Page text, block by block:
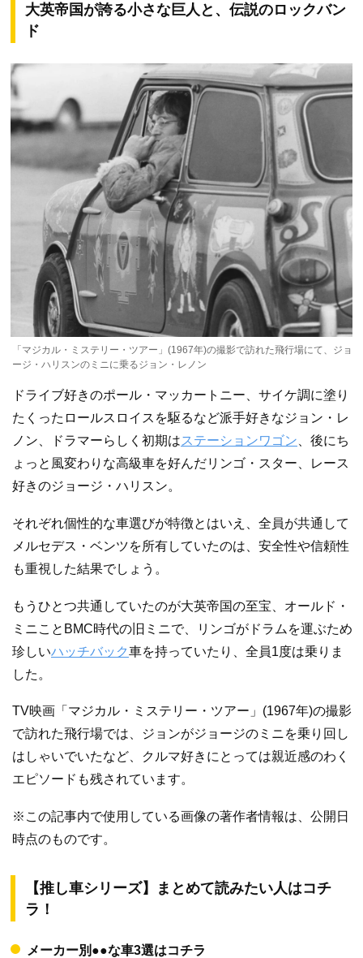
大英帝国が誇る小さな巨人と、伝説のロックバン
ド
「マジカル・ミステリー・ツアー」(1967年)の撮影で訪れた飛行場にて、ジョ
ージ・ハリスンのミニに乗るジョン・レノン
ドライブ好きのポール・マッカートニー、サイケ調に塗り
たくったロールスロイスを駆るなど派手好きなジョン・レ
ノン、ドラマーらしく初期はステーションワゴン、後にち
ょっと風変わりな高級車を好んだリンゴ・スター、レース
好きのジョージ・ハリスン。
それぞれ個性的な車選びが特徴とはいえ、全員が共通して
メルセデス・ベンツを所有していたのは、安全性や信頼性
も重視した結果でしょう。
もうひとつ共通していたのが大英帝国の至宝、オールド・
ミニことBMC時代の旧ミニで、リンゴがドラムを運ぶため
珍しいハッチバック車を持っていたり、全員1度は乗りま
した。
TV映画「マジカル・ミステリー・ツアー」(1967年)の撮影
で訪れた飛行場では、ジョンがジョージのミニを乗り回し
はしゃいでいたなど、クルマ好きにとっては親近感のわく
エピソードも残されています。
※この記事内で使用している画像の著作者情報は、公開日
時点のものです。
【推し車シリーズ】まとめて読みたい人はコチ
ラ！
メーカー別●●な車3選はコチラ